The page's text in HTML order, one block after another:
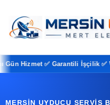
Hizmet ✅ Garantili İşçilik ✅
MERSIN UYDUCU SERVIS